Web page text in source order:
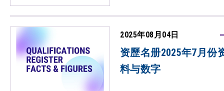
2025年08月04日
资歷名册2025年7月份
料与数字